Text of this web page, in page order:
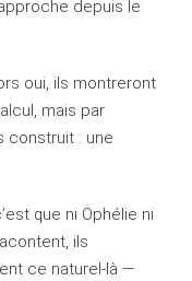
depuis le
oui, ils montreront
mais par
construit : une
que ni Ophélie ni
ils
ce naturel-là —